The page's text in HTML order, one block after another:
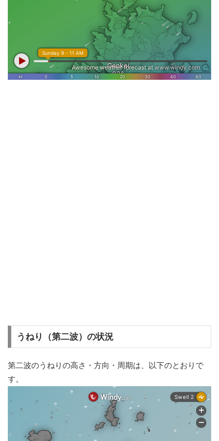
うねり（第二波）の状況
第二波のうねりの高さ・方向・周期は、以下のとおりで
す。